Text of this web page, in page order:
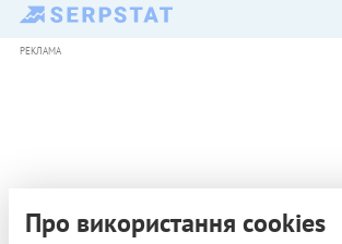
РЕКЛАМА
Про використання cookies